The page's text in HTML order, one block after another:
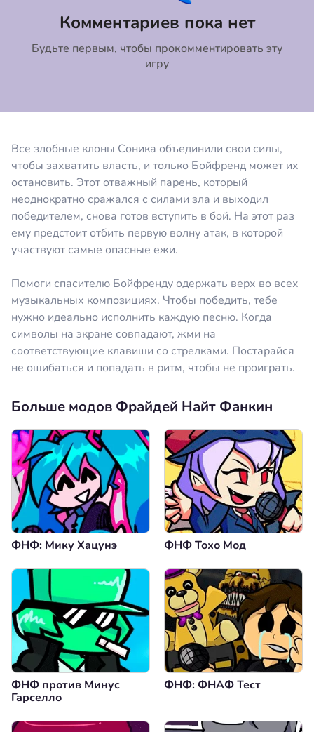
Все злобные клоны Соника объединили свои силы,
чтобы захватить власть, и только Бойфренд может их
остановить. Этот отважный парень, который
неоднократно сражался с силами зла и выходил
победителем, снова готов вступить в бой. На этот раз
ему предстоит отбить первую волну атак, в которой
участвуют самые опасные ежи.
Помоги спасителю Бойфренду одержать верх во всех
музыкальных композициях. Чтобы победить, тебе
нужно идеально исполнить каждую песню. Когда
символы на экране совпадают, жми на
соответствующие клавиши со стрелками. Постарайся
не ошибаться и попадать в ритм, чтобы не проиграть.
Комментариев пока нет
Будьте первым, чтобы прокомментировать эту
игру
Коментировать
Больше модов Фрайдей Найт Фанкин
ФНФ: Мику Хацунэ ФНФ Тохо Мод
ФНФ против Минус
Гарселло
ФНФ: ФНАФ Тест